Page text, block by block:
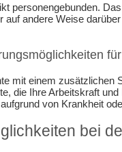
personengebunden.
auf andere Weise
mit einem zusätzlichen
die Ihre Arbeitskraft
von Krankheit
bei